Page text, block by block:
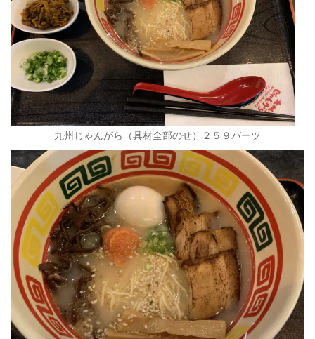
九州じゃんがら（具材全部のせ）２５９バーツ